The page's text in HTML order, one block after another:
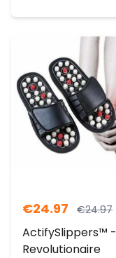
€24.97 €24.97
ActifySlippers™ -
Revolutionaire